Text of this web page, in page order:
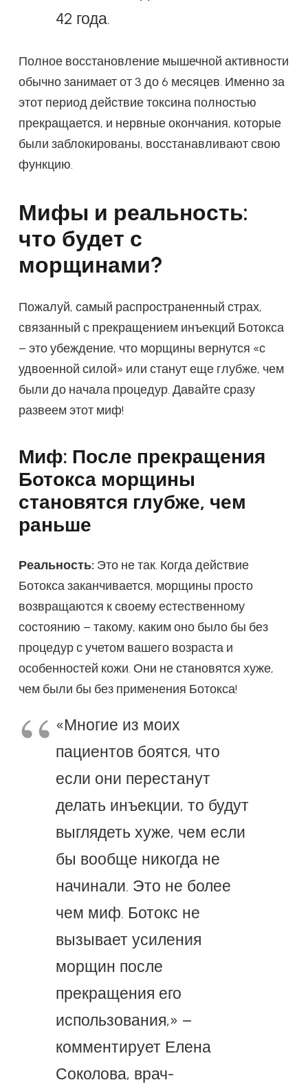
42 года.
Полное восстановление мышечной активности
обычно занимает от 3 до 6 месяцев. Именно за
этот период действие токсина полностью
прекращается, и нервные окончания, которые
были заблокированы, восстанавливают свою
функцию.
Мифы и реальность:
что будет с
морщинами?
Пожалуй, самый распространенный страх,
связанный с прекращением инъекций Ботокса
– это убеждение, что морщины вернутся «с
удвоенной силой» или станут еще глубже, чем
были до начала процедур. Давайте сразу
развеем этот миф!
Миф: После прекращения
Ботокса морщины
становятся глубже, чем
раньше
Реальность: Это не так. Когда действие
Ботокса заканчивается, морщины просто
возвращаются к своему естественному
состоянию – такому, каким оно было бы без
процедур с учетом вашего возраста и
особенностей кожи. Они не становятся хуже,
чем были бы без применения Ботокса!
«Многие из моих
пациентов боятся, что
если они перестанут
делать инъекции, то будут
выглядеть хуже, чем если
бы вообще никогда не
начинали. Это не более
чем миф. Ботокс не
вызывает усиления
морщин после
прекращения его
использования,» –
комментирует Елена
Соколова, врач-